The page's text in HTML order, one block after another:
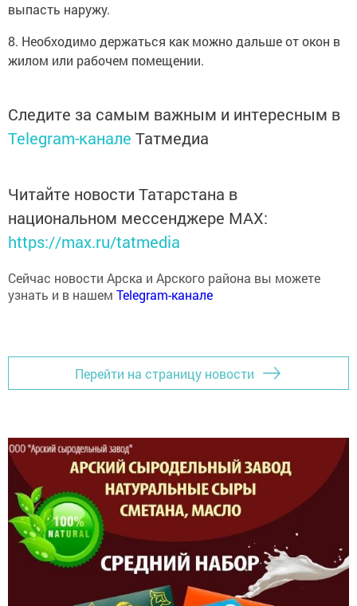
выпасть наружу.
8. Необходимо держаться как можно дальше от окон в
жилом или рабочем помещении.
Следите за самым важным и интересным в
Telegram-канале Татмедиа
Читайте новости Татарстана в
национальном мессенджере MАХ:
https://max.ru/tatmedia
Сейчас новости Арска и Арского района вы можете
узнать и в нашем Telegram-канале
Перейти на страницу новости